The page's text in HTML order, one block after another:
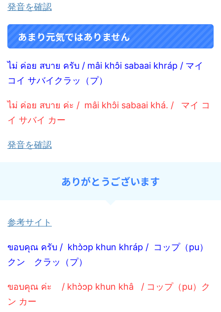
発音を確認
あまり元気ではありません
ไม่ ค่อย สบาย ครับ / mâi khɔ̂i sabaai khráp / マイ
コイ サバイクラッ（プ）
ไม่ ค่อย สบาย ค่ะ / mâi khɔ̂i sabaai khá. / マイ コ
イ サバイ カー
発音を確認
ありがとうございます
参考サイト
ขอบคุณ ครับ / khɔ̀ɔp khun khráp / コップ（pu）
クン クラッ（プ）
ขอบคุณ ค่ะ / khɔ̀ɔp khun khâ / コップ（pu）ク
ン カー